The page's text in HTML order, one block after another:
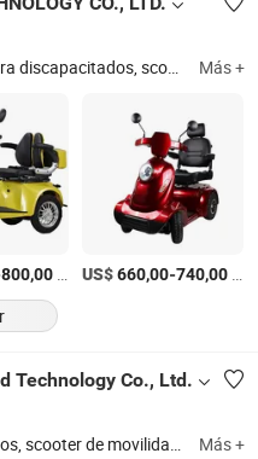
Silla de ruedas eléctrica, scooters para discapacitados, scooter de movilidad, silla de ruedas manual, silla de inodoro, camas de enfermería eléctricas, elevadores para pacientes, scooter para caminar con la rodilla, rampas para sillas de ruedas, sillas de transferencia Más +
800,00/Pieza US$660,00-740,00
Technology Co., Ltd.
Scooter eléctrico, scooter para adultos, scooter de movilidad, scooter plegable, hoverboard, scooter de equilibrio, repuestos de scooter, M365 scooter, mini scooter Más +